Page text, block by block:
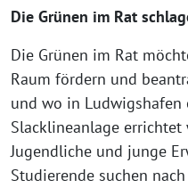
Die Grünen im Rat
Die Grünen im Rat
Raum fördern und
und wo in
Slacklineanlage errichtet
Jugendliche und junge
Studierende suchen